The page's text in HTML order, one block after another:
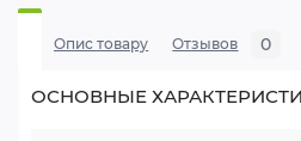
Опис товару Отзывов 0
ОСНОВНЫЕ